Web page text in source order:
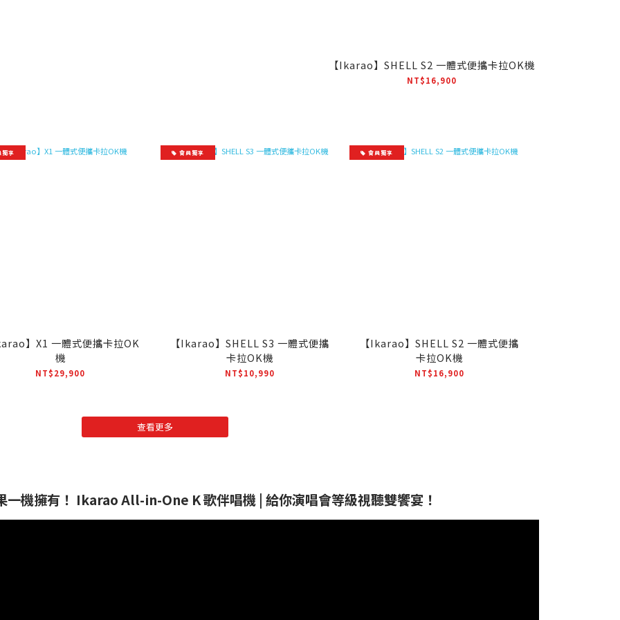
【Ikarao】SHELL S2 一體式便攜卡拉OK機
NT$16,900
獨享
】X1 一體式便攜卡拉OK
機
NT$29,900
會員獨享
【Ikarao】SHELL S3 一體式便攜
卡拉OK機
NT$10,990
會員獨享
【Ikarao】SHELL S2 一體式便攜
卡拉OK機
NT$16,900
查看更多
一機擁有！ Ikarao All-in-One K 歌伴唱機 | 給你演唱會等級視聽雙饗宴！